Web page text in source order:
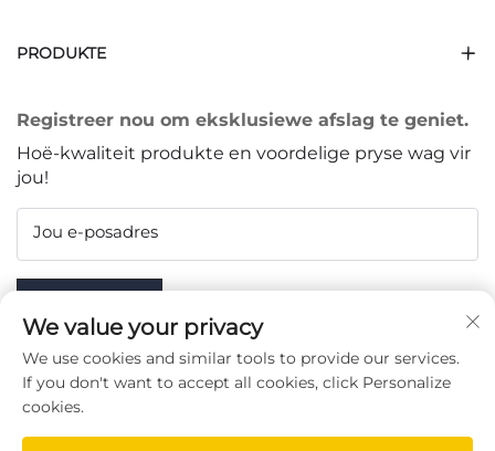
PRODUKTE
Registreer nou om eksklusiewe afslag te geniet.
Hoë-kwaliteit produkte en voordelige pryse wag vir
jou!
Jou e-posadres
VOLG ONS
We value your privacy
We use cookies and similar tools to provide our services.
If you don't want to accept all cookies, click Personalize
cookies.